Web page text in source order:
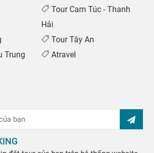
Tour Cam Túc - Thanh
Hải
Tour Tây An
Trung
Atravel